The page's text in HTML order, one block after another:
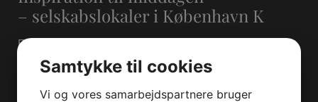
– selskabslokaler i København K
Efter jeres ønsker kreerer vi traditionelle retter, som
serveres på flotanrettede tallerkener eller fade. Vores
signaturmad er stegt flæsk og andesteg, men vi laver
også mange skønne retter som søtunge med ærtepuré,
Samtykke til cookies
Vi og vores samarbejdspartnere bruger